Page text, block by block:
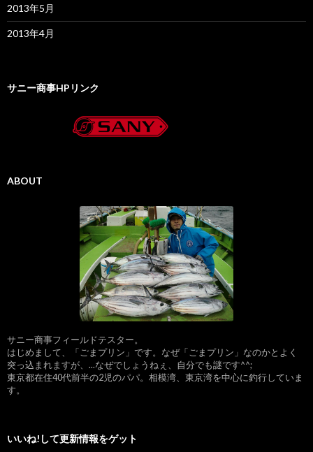
2013年5月
2013年4月
サニー商事HPリンク
ABOUT
サニー商事フィールドテスター。
はじめまして、「ごまプリン」です。なぜ「ごまプリン」なのかとよく
突っ込まれますが、...なぜでしょうねぇ、自分でも謎です^^;
東京都在住40代前半の2児のパパ。相模湾、東京湾を中心に釣行していま
す。
いいね!して更新情報をゲット